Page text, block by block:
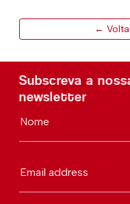
←
Subscreva a
newsletter
Nome
Email address